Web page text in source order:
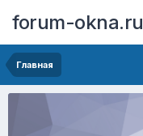
forum-okna.ru
Главная